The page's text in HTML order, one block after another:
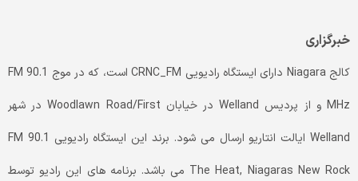
خبرگزاری
کالج Niagara دارای ایستگاه رادیویی CRNC_FM است، که در موج FM 90.1
MHz و از پردیس Welland در خیابان Woodlawn Road/First در شهر
Welland ایالت انتاریو ارسال می شود. برند این ایستگاه رادیویی 90.1 FM
The Heat, Niagaras New Rock می باشد. برنامه های این رادیو توسط